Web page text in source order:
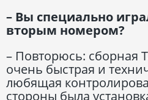
– Вы специально
вторым номером?
– Повторюсь: сборная
очень быстрая и
любящая
стороны была